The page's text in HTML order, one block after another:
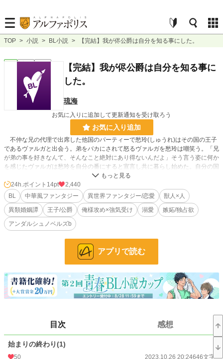
TOP > 小説 > BL小説 > 【完結】我が侭公爵は自分を知る事にした。
完結 長編
【完結】我が侭公爵は自分を知る事に
した。
琉海
お気に入りに追加して更新通知を受け取ろう
お気に入り追加
不仲な兄の代理で出席した他国のパーティーで愁玲(しゅうれ)はその国の王子
であるヴァルガと出会う。弟をバカにされて怒るヴァルガを愁玲は嘲笑う。「兄
が弟の事を好きなんて、そんなこと絶対にあり得ないんだよ」そう言う姿に何か
を感じたヴァルガは愁玲を自分の番にすると宣言し共に暮らし始めた。自分の国
から離れ一人になった愁玲は自分が何も知らない事に生まれて初めて気がつい
た。そんな愁玲にヴァルガは知識を与え、時には褒めてくれてそんな姿に次第と
惹かれていく。
しかしヴァルガが優しくする相手は愁玲だけじゃない事に気づいてしまった。
その日から二人の関係は崩れていく。急に変わった愁玲の態度に焦れたヴァルガ
はとうとう怒りを顕にし愁玲はそんなヴァルガに恐怖した。そんな時、愁玲にか
けられていた魔法が発動し実家に戻る事となる。そこで不仲の兄、それから愁玲
が無知であるように育てた母と対峙する。
迎えに来たヴァルガに連れられ再び戻った愁玲は前と同じように穏やかな時間
を過ごし始める。様々な経験を経た愁玲は『知らない事をもっと知りたい』そう
願い、旅に出ることを決意する。一人でもちゃんと立てることを証明したかっ
た。そしていつかヴァルガから離れられるように―――。
ガに愁玲は問う。「番って、なに？」そんな愁玲に深いため息をついたヴァルガ
はあやすように愁玲の頭を撫でた。
小説 31,169 位 / 228,851 件
24h.ポイント 14pt
2,440
BL
中華風ファンタジー 異世界ファンタジー/恋愛
獣人×人
異類婚姻譚
王子/公爵 俺様攻め×強気受け 溺愛
嫉妬/独占欲
アンダルシュノベルズb
アプリで読む
目次 感想
始まりの終わり(1)
50 2023.10.26 20:24646文字